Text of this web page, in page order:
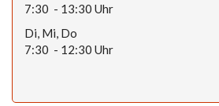
7:30 - 13:30 Uhr
Di, Mi, Do
7:30 - 12:30 Uhr